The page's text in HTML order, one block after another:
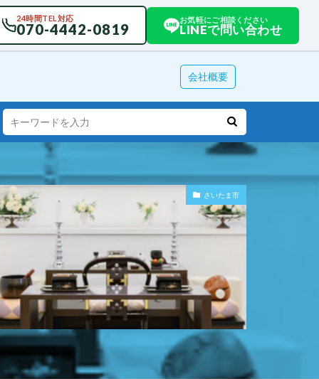
24時間TEL対応
070-4442-0819
お気軽にご相談ください
LINEで問い合わせ
会社概要
さいたま市